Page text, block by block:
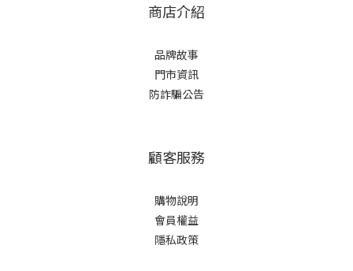
商店介紹
品牌故事
門市資訊
防詐騙公告
顧客服務
購物說明
會員權益
隱私政策